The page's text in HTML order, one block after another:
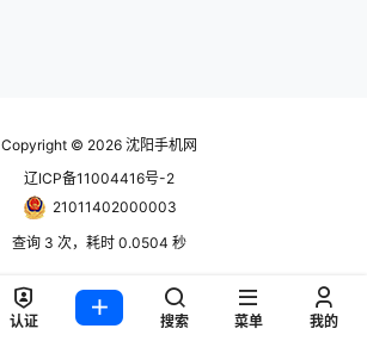
Copyright © 2026 沈阳手机网
辽ICP备11004416号-2
21011402000003
查询 3 次，耗时 0.0504 秒
认证 搜索 菜单 我的